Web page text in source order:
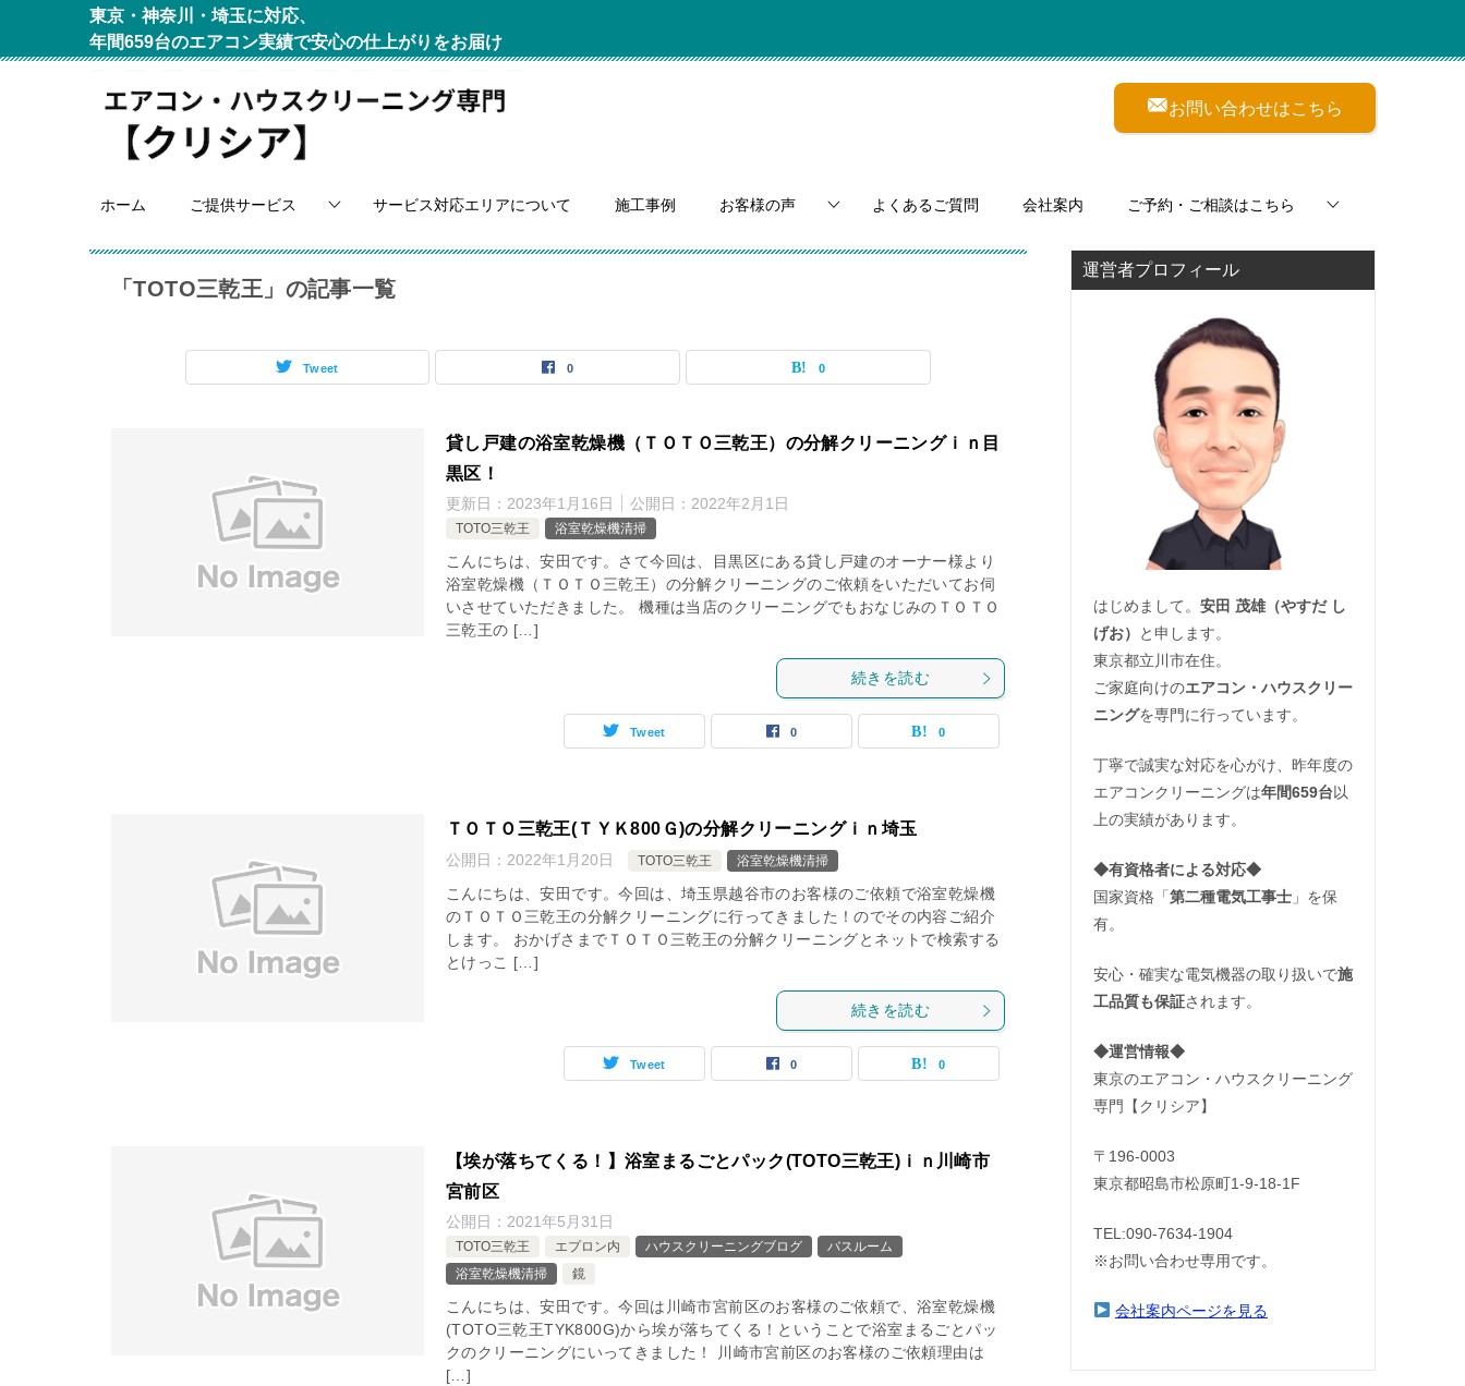
東京・神奈川・埼玉に対応、
年間659台のエアコン実績で安心の仕上がりをお届け
お問い合わせはこちら
ホーム ご提供サービス サービス対応エリアについて 施工事例 お客様の声 よくあるご質問 会社案内 ご予約・ご相談はこちら
「TOTO三乾王」の記事一覧
Tweet 0 0
貸し戸建の浴室乾燥機（ＴＯＴＯ三乾王）の分解クリーニングｉｎ目
黒区！
更新日： 2023年1月16日 公開日： 2022年2月1日
TOTO三乾王 浴室乾燥機清掃
こんにちは、安田です。さて今回は、目黒区にある貸し戸建のオーナー様より
浴室乾燥機（ＴＯＴＯ三乾王）の分解クリーニングのご依頼をいただいてお伺
いさせていただきました。 機種は当店のクリーニングでもおなじみのＴＯＴＯ
三乾王の […]
続きを読む
Tweet 0 0
ＴＯＴＯ三乾王(ＴＹＫ800Ｇ)の分解クリーニングｉｎ埼玉
公開日： 2022年1月20日 TOTO三乾王 浴室乾燥機清掃
こんにちは、安田です。今回は、埼玉県越谷市のお客様のご依頼で浴室乾燥機
のＴＯＴＯ三乾王の分解クリーニングに行ってきました！のでその内容ご紹介
します。 おかげさまでＴＯＴＯ三乾王の分解クリーニングとネットで検索する
とけっこ […]
続きを読む
Tweet 0 0
【埃が落ちてくる！】浴室まるごとパック(TOTO三乾王)ｉｎ川崎市
宮前区
公開日： 2021年5月31日
TOTO三乾王 エプロン内 ハウスクリーニングブログ
バスルーム
浴室乾燥機清掃
鏡
こんにちは、安田です。今回は川崎市宮前区のお客様のご依頼で、浴室乾燥機
(TOTO三乾王TYK800G)から埃が落ちてくる！ということで浴室まるごとパッ
クのクリーニングにいってきました！ 川崎市宮前区のお客様のご依頼理由は
[…]
運営者プロフィール
はじめまして。 安田 茂雄（やすだ し
げお）
と申します。
東京都立川市在住。
ご家庭向けのエアコン・ハウスクリー
ニングを専門に行っています。
丁寧で誠実な対応を心がけ、昨年度の
エアコンクリーニングは年間659台以
上の実績があります。
◆有資格者による対応◆
国家資格「第二種電気工事士 」を保
有。
安心・確実な電気機器の取り扱いで施
工品質も保証されます。
◆運営情報◆
東京のエアコン・ハウスクリーニング
専門【クリシア】
〒196-0003
東京都昭島市松原町1-9‐18‐1F
TEL:090-7634-1904
※お問い合わせ専用です。
会社案内ページを見る